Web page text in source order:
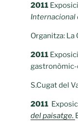
2011
Internacional
Organitza: La
2011
gastronòmic-
S.Cugat del
2011
del paisatge.